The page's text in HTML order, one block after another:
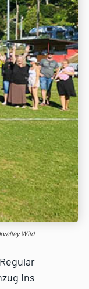
Wild
ins